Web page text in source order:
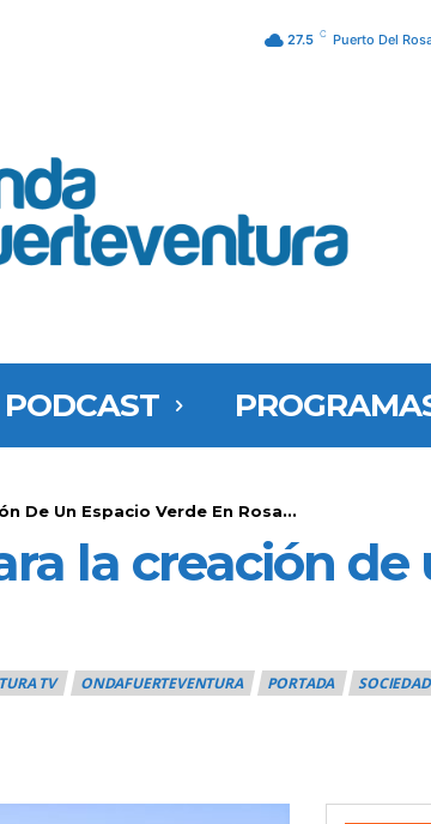
27.5 C Puerto Del
PODCAST
De Un Espacio Verde En Rosa...
la creación de
TV ONDAFUERTEVENTURA PORTADA SOCIEDAD